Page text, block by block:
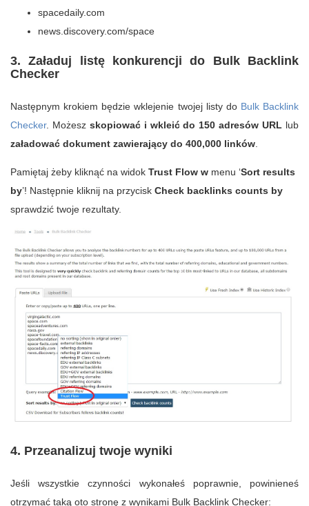
spacedaily.com
news.discovery.com/space
3. Załaduj listę konkurencji do Bulk Backlink
Checker
Następnym krokiem będzie wklejenie twojej listy do Bulk Backlink
Checker. Możesz skopiować i wkleić do 150 adresów URL lub
załadować dokument zawierający do 400,000 linków
Pamiętaj żeby kliknąć na widok Trust Flow w menu ‘Sort results
by’! Następnie kliknij na przycisk Check backlinks counts by
sprawdzić twoje rezultaty.
4. Przeanalizuj twoje wyniki
Jeśli wszystkie czynności wykonałeś poprawnie, powinieneś
otrzymać taką oto stronę z wynikami Bulk Backlink Checker: